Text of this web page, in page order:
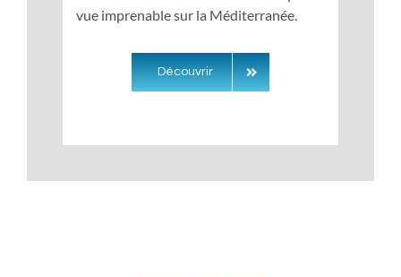
vue imprenable sur la Méditerranée.
Découvrir